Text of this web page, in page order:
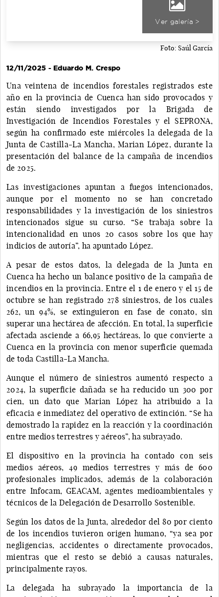
Ver galería >
Foto: Saúl García
12/11/2025 - Eduardo M. Crespo
Una veintena de incendios forestales registrados este
año en la provincia de Cuenca han sido provocados y
están siendo investigados por la Brigada de
Investigación de Incendios Forestales y el SEPRONA,
según ha confirmado este miércoles la delegada de la
Junta de Castilla-La Mancha, Marian López, durante la
presentación del balance de la campaña de incendios
de 2025.
Las investigaciones apuntan a fuegos intencionados,
aunque por el momento no se han concretado
responsabilidades y la investigación de los siniestros
intencionados sigue su curso. “Se trabaja sobre la
intencionalidad en unos 20 casos sobre los que hay
indicios de autoría”, ha apuntado López.
A pesar de estos datos, la delegada de la Junta en
Cuenca ha hecho un balance positivo de la campaña de
incendios en la provincia. Entre el 1 de enero y el 15 de
octubre se han registrado 278 siniestros, de los cuales
262, un 94%, se extinguieron en fase de conato, sin
superar una hectárea de afección. En total, la superficie
afectada asciende a 66,95 hectáreas, lo que convierte a
Cuenca en la provincia con menor superficie quemada
de toda Castilla-La Mancha.
Aunque el número de siniestros aumentó respecto a
2024, la superficie dañada se ha reducido un 300 por
cien, un dato que Marian López ha atribuido a la
eficacia e inmediatez del operativo de extinción. “Se ha
demostrado la rapidez en la reacción y la coordinación
entre medios terrestres y aéreos”, ha subrayado.
El dispositivo en la provincia ha contado con seis
medios aéreos, 49 medios terrestres y más de 600
profesionales implicados, además de la colaboración
entre Infocam, GEACAM, agentes medioambientales y
técnicos de la Delegación de Desarrollo Sostenible.
Según los datos de la Junta, alrededor del 80 por ciento
de los incendios tuvieron origen humano, “ya sea por
negligencias, accidentes o directamente provocados,
mientras que el resto se debió a causas naturales,
principalmente rayos.
La delegada ha subrayado la importancia de la